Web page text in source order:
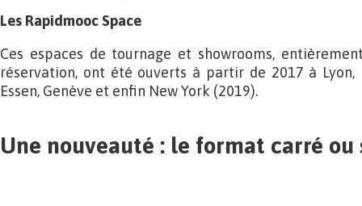
Les Rapidmooc Space
Ces espaces de tournage et showrooms,
réservation, ont été ouverts à partir de 2017 à Lyon,
Essen, Genève et enfin New York (2019).
Une nouveauté : le format carré ou